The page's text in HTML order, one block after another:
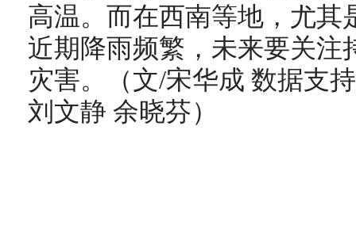
高温。而在西南等地，尤其
近期降雨频繁，未来要关注
灾害。
（文/宋华成 数据支
刘文静 余晓芬）